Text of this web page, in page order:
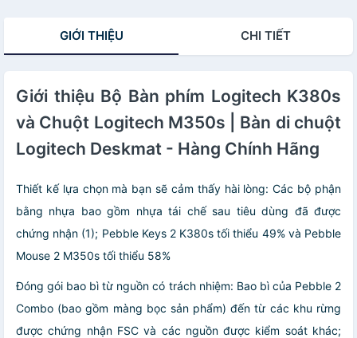
GIỚI THIỆU CHI TIẾT
Giới thiệu Bộ Bàn phím Logitech K380s
và Chuột Logitech M350s | Bàn di chuột
Logitech Deskmat - Hàng Chính Hãng
Thiết kế lựa chọn mà bạn sẽ cảm thấy hài lòng: Các bộ phận
bằng nhựa bao gồm nhựa tái chế sau tiêu dùng đã được
chứng nhận (1); Pebble Keys 2 K380s tối thiểu 49% và Pebble
Mouse 2 M350s tối thiểu 58%
Đóng gói bao bì từ nguồn có trách nhiệm: Bao bì của Pebble 2
Combo (bao gồm màng bọc sản phẩm) đến từ các khu rừng
được chứng nhận FSC và các nguồn được kiểm soát khác;